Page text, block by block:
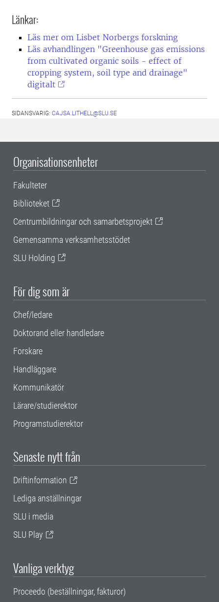
Länkar:
Läs mer om Lisbet Norbergs forskning
Läs avhandlingen "Greenhouse gas emissions
from cultivated organic soils - effect of
cropping system, soil type and drainage"
digitalt
SIDANSVARIG: CAJSA.LITHELL@SLU.SE
Organisationsenheter
Fakulteter
Biblioteket
Centrumbildningar och samarbetsprojekt
Gemensamma verksamhetsstödet
SLU Holding
För dig som är
Chef/ledare
Doktorand eller handledare
Forskare
Handläggare
Kommunikatör
Lärare/studierektor
Programstudierektor
Senaste nytt från
Driftinformation
Lediga anställningar
SLU i media
SLU Play
Vanliga verktyg
Proceedo (beställningar, fakturor)